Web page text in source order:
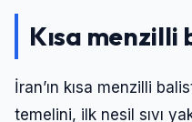
Kısa
İran’ın kısa menzilli
temelini, ilk nesil sıvı